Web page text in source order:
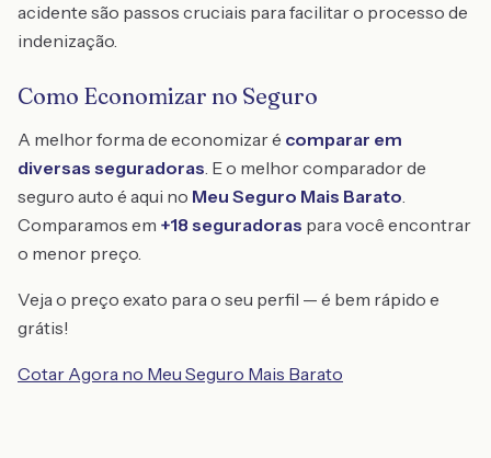
acidente são passos cruciais para facilitar o processo de
indenização.
Como Economizar no Seguro
A melhor forma de economizar é comparar em
diversas seguradoras. E o melhor comparador de
seguro auto é aqui no Meu Seguro Mais Barato.
Comparamos em +18 seguradoras para você encontrar
o menor preço.
Veja o preço exato para o seu perfil — é bem rápido e
grátis!
Cotar Agora no Meu Seguro Mais Barato